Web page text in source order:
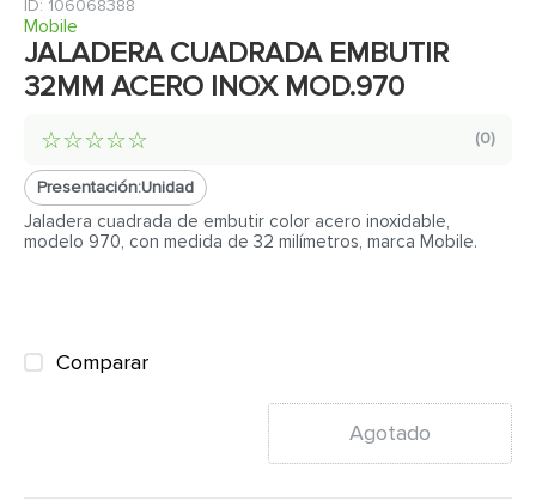
: 106068388
Mobile
JALADERA CUADRADA EMBUTIR
32MM ACERO INOX MOD.970
☆☆☆☆☆ (0)
Presentación:Unidad
Jaladera cuadrada de embutir color acero inoxidable,
modelo 970, con medida de 32 milímetros, marca Mobile.
Comparar
Agotado
8 .
azulejo
9 .
pantry